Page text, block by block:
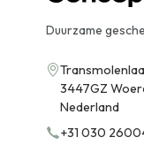
Duurzame
3447GZ
Nederland
+31 030